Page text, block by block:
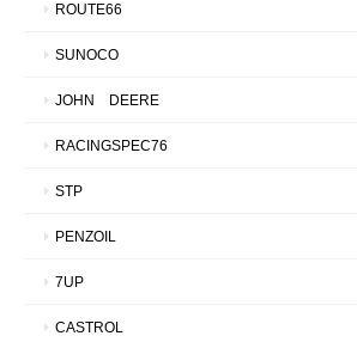
ROUTE66
SUNOCO
JOHN DEERE
RACINGSPEC76
STP
PENZOIL
7UP
CASTROL